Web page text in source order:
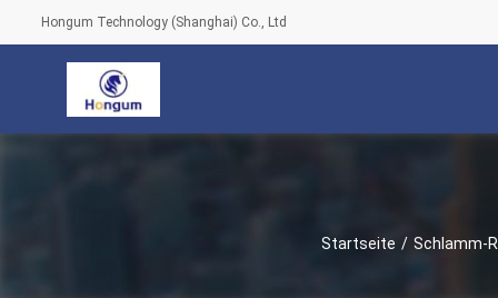
Hongum Technology (Shanghai) Co., Ltd
Startseite / Schlamm-